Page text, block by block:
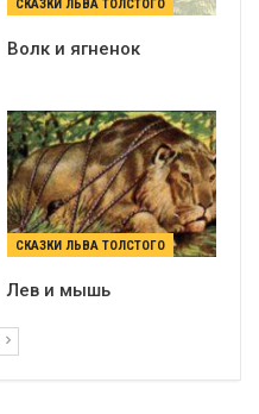
СКАЗКИ ЛЬВА ТОЛСТОГО
Волк и ягненок
СКАЗКИ ЛЬВА ТОЛСТОГО
Лев и мышь